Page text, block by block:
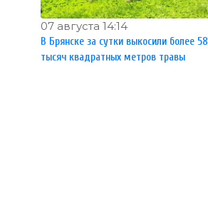
07 августа 14:14
В Брянске за сутки выкосили более 58
тысяч квадратных метров травы